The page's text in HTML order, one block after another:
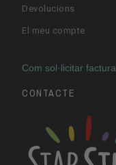
Devolucions
El meu compte
Com sol·licitar factura
CONTACTE